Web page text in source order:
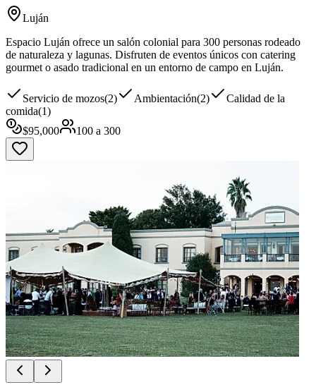
Luján
Espacio Luján ofrece un salón colonial para 300 personas rodeado
de naturaleza y lagunas. Disfruten de eventos únicos con catering
gourmet o asado tradicional en un entorno de campo en Luján.
Servicio de mozos(2) Ambientación(2)
Calidad de la
comida(1)
$95,000 100 a 300